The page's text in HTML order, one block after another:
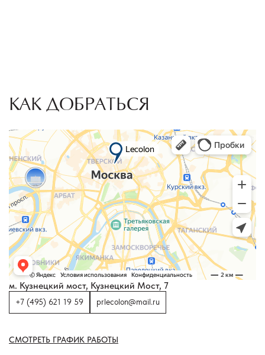
м. Кузнецкий мост, Кузнецкий Мост, 7
+7 (495) 621 19 59 prlecolon@mail.ru
СМОТРЕТЬ ГРАФИК РАБОТЫ
КАК ДОБРАТЬСЯ